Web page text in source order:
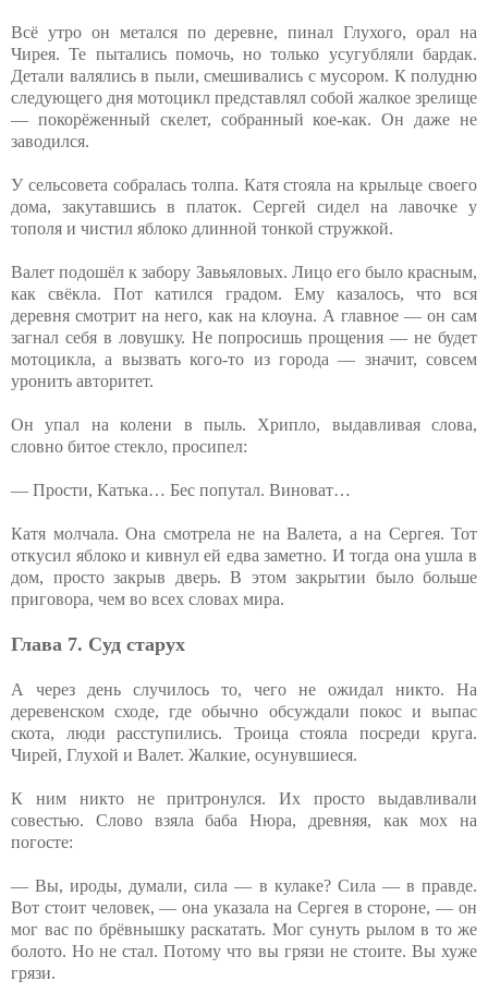
Всё утро он метался по деревне, пинал Глухого, орал на
Чирея. Те пытались помочь, но только усугубляли бардак.
Детали валялись в пыли, смешивались с мусором. К полудню
следующего дня мотоцикл представлял собой жалкое зрелище
— покорёженный скелет, собранный кое-как. Он даже не
заводился.
У сельсовета собралась толпа. Катя стояла на крыльце своего
дома, закутавшись в платок. Сергей сидел на лавочке у
тополя и чистил яблоко длинной тонкой стружкой.
Валет подошёл к забору Завьяловых. Лицо его было красным,
как свёкла. Пот катился градом. Ему казалось, что вся
деревня смотрит на него, как на клоуна. А главное — он сам
загнал себя в ловушку. Не попросишь прощения — не будет
мотоцикла, а вызвать кого-то из города — значит, совсем
уронить авторитет.
Он упал на колени в пыль. Хрипло, выдавливая слова,
словно битое стекло, просипел:
— Прости, Катька… Бес попутал. Виноват…
Катя молчала. Она смотрела не на Валета, а на Сергея. Тот
откусил яблоко и кивнул ей едва заметно. И тогда она ушла в
дом, просто закрыв дверь. В этом закрытии было больше
приговора, чем во всех словах мира.
Глава 7. Суд старух
А через день случилось то, чего не ожидал никто. На
деревенском сходе, где обычно обсуждали покос и выпас
скота, люди расступились. Троица стояла посреди круга.
Чирей, Глухой и Валет. Жалкие, осунувшиеся.
К ним никто не притронулся. Их просто выдавливали
совестью. Слово взяла баба Нюра, древняя, как мох на
погосте:
— Вы, ироды, думали, сила — в кулаке? Сила — в правде.
Вот стоит человек, — она указала на Сергея в стороне, — он
мог вас по брёвнышку раскатать. Мог сунуть рылом в то же
болото. Но не стал. Потому что вы грязи не стоите. Вы хуже
грязи.